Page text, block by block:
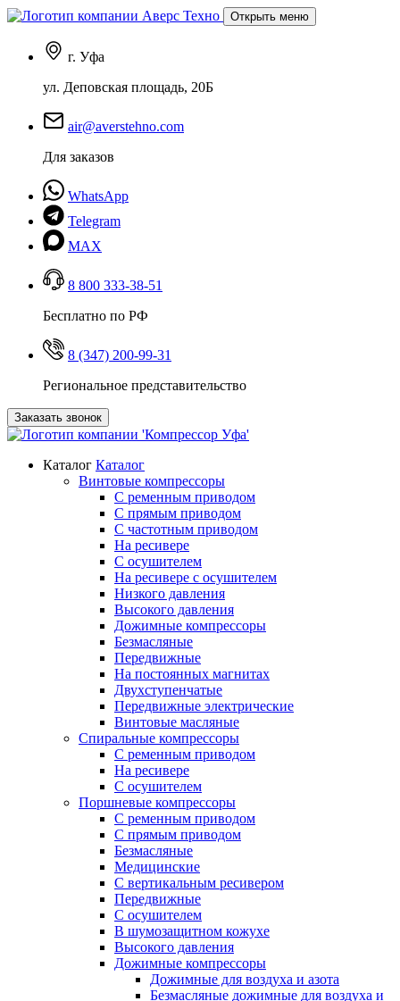
Открыть меню
г. Уфа
ул. Деповская площадь, 20Б
air@averstehno.com
Для заказов
WhatsApp
Telegram
MAX
8 800 333-38-51
Бесплатно по РФ
8 (347) 200-99-31
Региональное представительство
Заказать звонок
Каталог Каталог
Винтовые компрессоры
С ременным приводом
С прямым приводом
С частотным приводом
На ресивере
С осушителем
На ресивере с осушителем
Низкого давления
Высокого давления
Дожимные компрессоры
Безмасляные
Передвижные
На постоянных магнитах
Двухступенчатые
Передвижные электрические
Винтовые масляные
Спиральные компрессоры
С ременным приводом
На ресивере
С осушителем
Поршневые компрессоры
С ременным приводом
С прямым приводом
Безмасляные
Медицинские
С вертикальным ресивером
Передвижные
С осушителем
В шумозащитном кожухе
Высокого давления
Дожимные компрессоры
Дожимные для воздуха и азота
Безмасляные дожимные для воздуха и